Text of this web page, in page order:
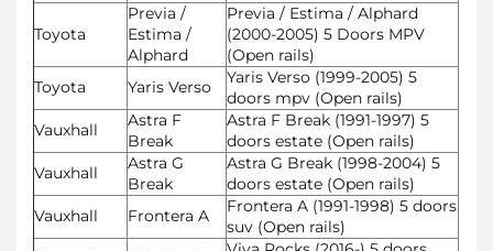
Toyota
Previa /
Estima /
Alphard
Previa / Estima / Alphard
(2000-2005) 5 Doors MPV
(Open rails)
Toyota
Yaris Verso
Yaris Verso (1999-2005) 5
doors mpv (Open rails)
Vauxhall
Astra F
Break
Astra F Break (1991-1997) 5
doors estate (Open rails)
Vauxhall
Astra G
Break
Astra G Break (1998-2004) 5
doors estate (Open rails)
Vauxhall
Frontera A
Frontera A (1991-1998) 5 doors
suv (Open rails)